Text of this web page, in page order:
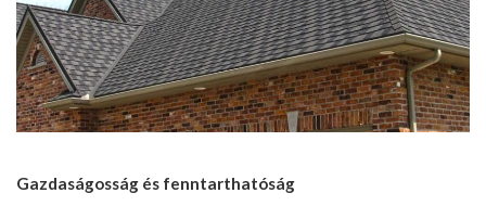
Gazdaságosság és fenntarthatóság